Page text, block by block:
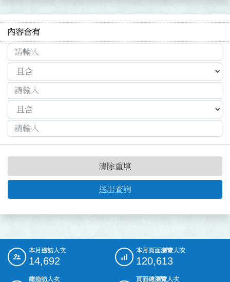
內容含有
送出查詢
清除重填
::: 本月造訪人次
14,692
本月頁面瀏覽人次
120,613
總造訪人次
頁面總瀏覽人次